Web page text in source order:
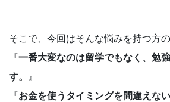
そこで、今回はそんな悩みを持つ方
『一番大変なのは留学でもなく、勉
す。
』
『お金を使うタイミングを間違えな